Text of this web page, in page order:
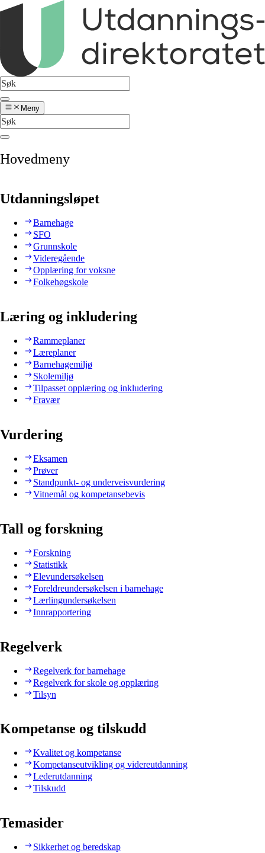
Meny
Hovedmeny
Utdanningsløpet
Barnehage
SFO
Grunnskole
Videregående
Opplæring for voksne
Folkehøgskole
Læring og inkludering
Rammeplaner
Læreplaner
Barnehagemiljø
Skolemiljø
Tilpasset opplæring og inkludering
Fravær
Vurdering
Eksamen
Prøver
Standpunkt- og underveisvurdering
Vitnemål og kompetansebevis
Tall og forskning
Forskning
Statistikk
Elevundersøkelsen
Foreldreundersøkelsen i barnehage
Lærlingundersøkelsen
Innrapportering
Regelverk
Regelverk for barnehage
Regelverk for skole og opplæring
Tilsyn
Kompetanse og tilskudd
Kvalitet og kompetanse
Kompetanseutvikling og videreutdanning
Lederutdanning
Tilskudd
Temasider
Sikkerhet og beredskap